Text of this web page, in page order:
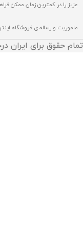
عزیز را در کمترین زمان ممکن
ماموریت و رساله ی فروشگاه
تمام حقوق برای